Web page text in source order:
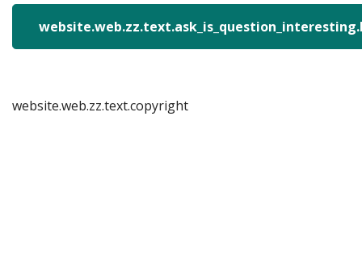
website.web.zz.text.copyright